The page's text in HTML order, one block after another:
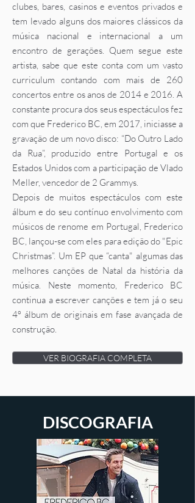
clubes, bares, casinos e eventos privados e
tem levado alguns dos maiores clássicos da
música nacional e internacional a um
encontro de gerações. Quem segue este
artista, sabe que este conta com um vasto
curriculum contando com mais de 260
concertos entre os anos de 2014 e 2016. A
constante procura dos seus espectáculos fez
com que Frederico BC, em 2017, iniciasse a
gravação de um novo disco: “Do Outro Lado
da Rua”, produzido entre Portugal e os
Estados Unidos com a participação de Vlado
Meller, vencedor de 2 Grammys.
Depois de muitos espectáculos com este
álbum e do seu contínuo envolvimento com
músicos de renome em Portugal, Frederico
BC, lançou-se com eles para edição do "Epic
Christmas”. Um EP que “canta" algumas das
melhores canções de Natal da história da
música. Neste momento, Frederico BC
continua a escrever canções e tem já o seu
4º álbum de originais em fase avançada de
construção.
VER BIOGRAFIA COMPLETA
DISCOGRAFIA